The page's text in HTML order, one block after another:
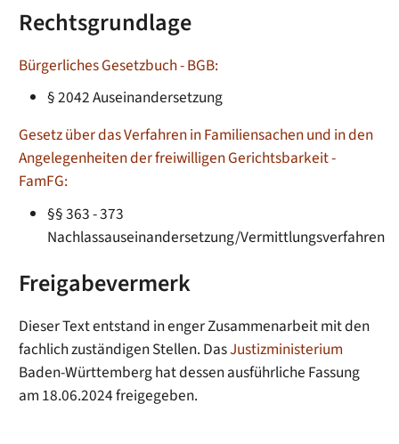
Rechtsgrundlage
Bürgerliches Gesetzbuch - BGB:
§ 2042 Auseinandersetzung
Gesetz über das Verfahren in Familiensachen und in den
Angelegenheiten der freiwilligen Gerichtsbarkeit -
FamFG:
§§ 363 - 373
Nachlassauseinandersetzung/Vermittlungsverfahren
Freigabevermerk
Dieser Text entstand in enger Zusammenarbeit mit den
fachlich zuständigen Stellen. DasJustizministerium
Baden-Württemberg hat dessen ausführliche Fassung
am 18.06.2024 freigegeben.